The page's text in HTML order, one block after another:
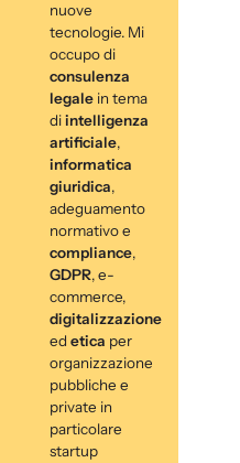
nuove
tecnologie. Mi
occupo di
consulenza
legale in tema
diintelligenza
artificiale,
informatica
giuridica,
adeguamento
normativo e
compliance,
GDPR, e-
commerce,
digitalizzazione
ed etica per
organizzazione
pubbliche e
private in
particolare
startup